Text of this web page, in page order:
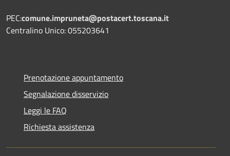
PEC:comune.impruneta@postacert.toscana.it
Centralino Unico: 055203641
Prenotazione appuntamento
Segnalazione disservizio
Leggi le FAQ
Richiesta assistenza